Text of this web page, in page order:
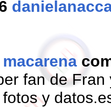
macarena
fan de
y